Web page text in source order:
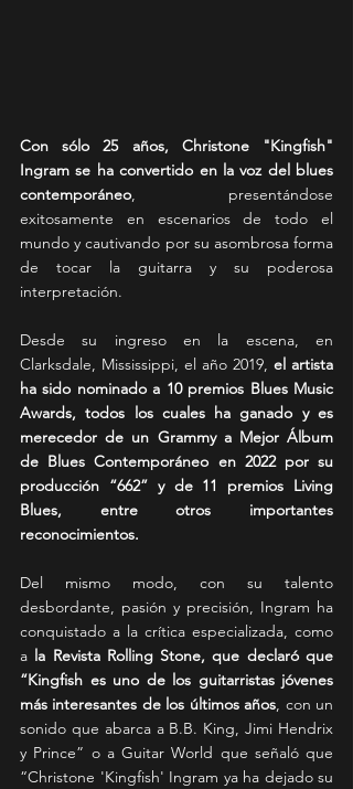
Con sólo 25 años, Christone "Kingfish"
Ingram se ha convertido en la voz del blues
contemporáneo, presentándose
exitosamente en escenarios de todo el
mundo y cautivando por su asombrosa forma
de tocar la guitarra y su poderosa
interpretación.
Desde su ingreso en la escena, en
Clarksdale, Mississippi, el año 2019, el artista
ha sido nominado a 10 premios Blues Music
Awards, todos los cuales ha ganado y es
merecedor de un Grammy a Mejor Álbum
de Blues Contemporáneo en 2022 por su
producción “662” y de 11 premios Living
Blues, entre otros importantes
reconocimientos.
Del mismo modo, con su talento
desbordante, pasión y precisión, Ingram ha
conquistado a la crítica especializada, como
a la Revista Rolling Stone, que declaró que
“Kingfish es uno de los guitarristas jóvenes
más interesantes de los últimos años, con un
sonido que abarca a B.B. King, Jimi Hendrix
y Prince” o a Guitar World que señaló que
“Christone 'Kingfish' Ingram ya ha dejado su